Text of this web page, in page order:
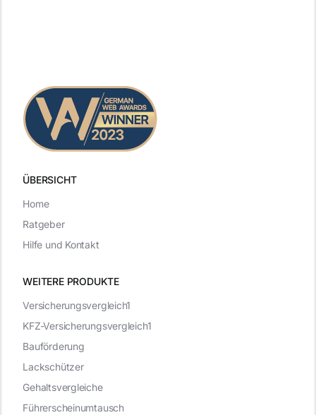
ÜBERSICHT
WEITERE PRODUKTE
Versicherungsvergleich1
KFZ-Versicherungsvergleich1
Bauförderung
Lackschützer
Gehaltsvergleiche
Führerscheinumtausch
Home
Ratgeber
Hilfe und Kontakt